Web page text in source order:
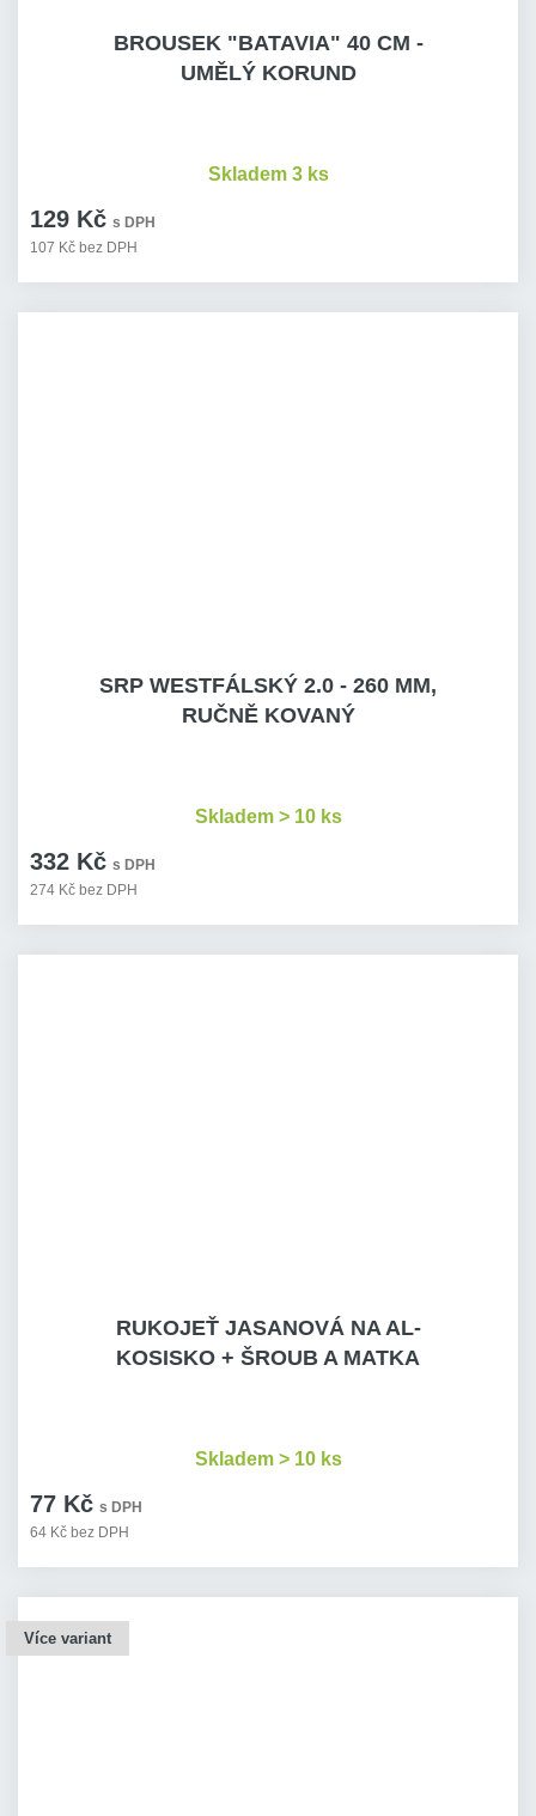
BROUSEK "BATAVIA" 40 CM -
UMĚLÝ KORUND
129 Kč s DPH
107 Kč bez DPH
Skladem 3 ks
SRP WESTFÁLSKÝ 2.0 - 260 MM,
RUČNĚ KOVANÝ
332 Kč s DPH
274 Kč bez DPH
Skladem > 10 ks
RUKOJEŤ JASANOVÁ NA AL-
KOSISKO + ŠROUB A MATKA
77 Kč s DPH
64 Kč bez DPH
Skladem > 10 ks
Více variant